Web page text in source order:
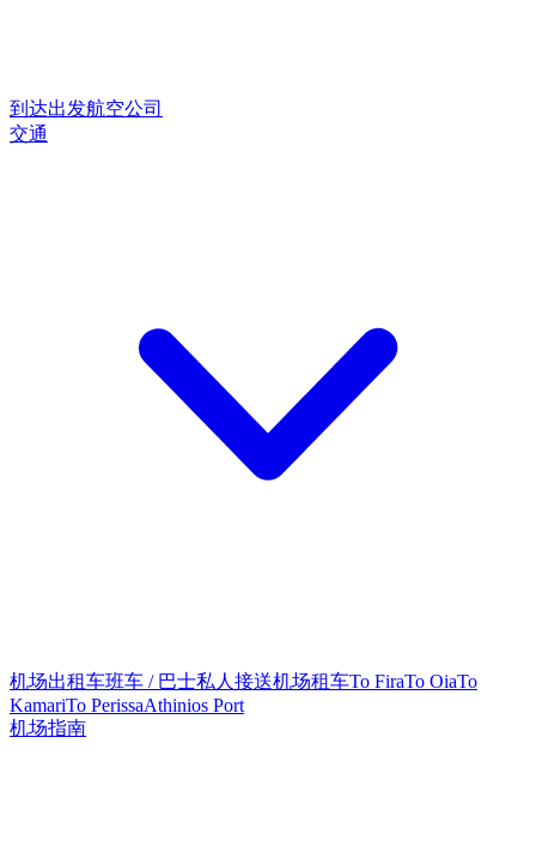
到达出发航空公司
交通
机场出租车班车 / 巴士私人接送机场租车To FiraTo OiaTo
KamariTo PerissaAthinios Port
机场指南